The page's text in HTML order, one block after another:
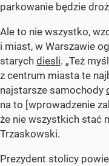
parkowanie będzie
Ale to nie wszystko,
i miast, w Warszawie
starych diesli. „Też
z centrum miasta te
najstarsze samochody
na to [wprowadzenie
że nie wszystkich stać
Trzaskowski.
Prezydent stolicy